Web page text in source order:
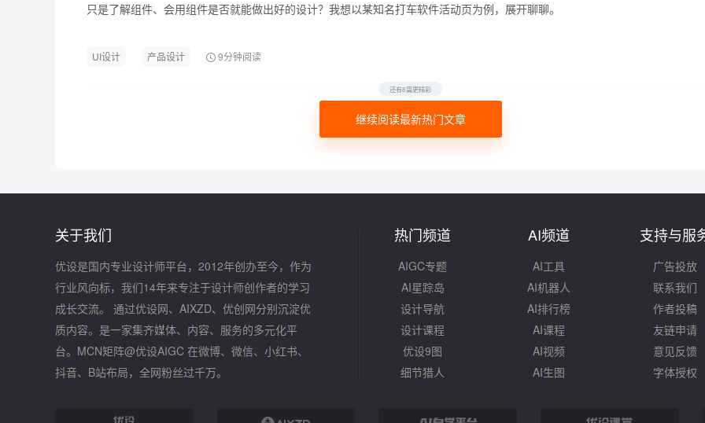
只是了解组件、会用组件是否就能做出好的设计？我想以某知名打车软件活动页为例，展开聊聊。
UI设计 产品设计 9分钟阅读
继续阅读最新热门文章
还有8篇更精彩
关于我们
优设是国内专业设计师平台，2012年创办至今，作为
行业风向标，我们14年来专注于设计师创作者的学习
成长交流。 通过优设网、AIXZD、优创网分别沉淀优
质内容。是一家集齐媒体、内容、服务的多元化平
台。MCN矩阵@优设AIGC 在微博、微信、小红书、
抖音、B站布局，全网粉丝过千万。
热门频道
AIGC专题
AI星踪岛
设计导航
设计课程
优设9图
细节猎人
AI频道
AI工具
AI机器人
AI排行榜
AI课程
AI视频
AI生图
支持与服
广告投放
联系我们
作者投稿
友链申请
意见反馈
字体授权